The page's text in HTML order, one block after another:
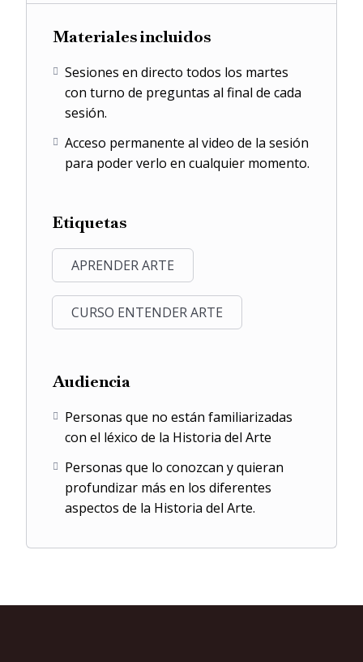
Materiales incluidos
Sesiones en directo todos los martes
con turno de preguntas al final de cada
sesión.
Acceso permanente al video de la sesión
para poder verlo en cualquier momento.
Etiquetas
APRENDER ARTE
CURSO ENTENDER ARTE
Audiencia
Personas que no están familiarizadas
con el léxico de la Historia del Arte
Personas que lo conozcan y quieran
profundizar más en los diferentes
aspectos de la Historia del Arte.